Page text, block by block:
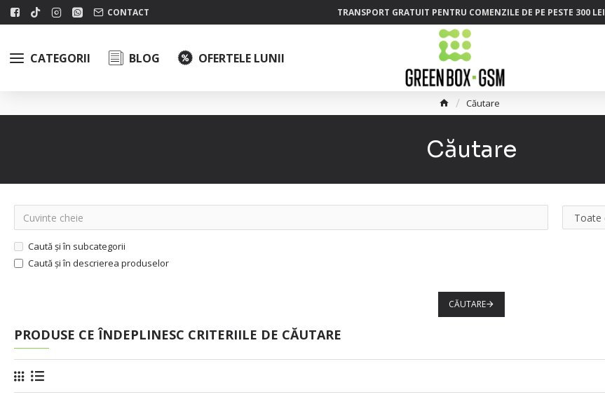
CONTACT TRANSPORT GRATUIT PENTRU COMENZILE DE PE PESTE 300 LEI
CATEGORII BLOG OFERTELE LUNII
Căutare
Căutare
Caută și în subcategorii
Caută și în descrierea produselor
CĂUTARE
PRODUSE CE ÎNDEPLINESC CRITERIILE DE CĂUTARE